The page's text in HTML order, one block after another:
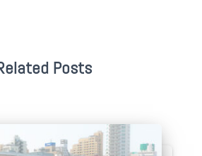
Posts